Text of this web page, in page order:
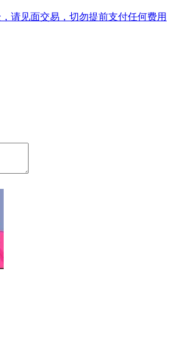
请见面交易，切勿提前支付任何费用